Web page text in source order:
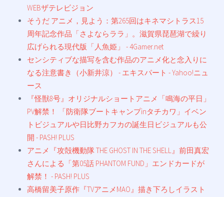
WEBザテレビジョン
そうだ アニメ，見よう：第265回はキネマシトラス15
周年記念作品「さよならララ」。滋賀県琵琶湖で繰り
広げられる現代版「人魚姫」 - 4Gamer.net
センシティブな描写を含む作品のアニメ化と念入りに
なる注意書き（小新井涼） - エキスパート - Yahoo!ニュ
ース
『怪獣8号』オリジナルショートアニメ「鳴海の平日」
PV解禁！ 「防衛隊ブートキャンプinタチカワ」イベン
トビジュアルや日比野カフカの誕生日ビジュアルも公
開 - PASH! PLUS
アニメ『攻殻機動隊 THE GHOST IN THE SHELL』前田真宏
さんによる「第05話 PHANTOM FUND」エンドカードが
解禁！ - PASH! PLUS
高橋留美子原作『TVアニメMAO』描き下ろしイラスト